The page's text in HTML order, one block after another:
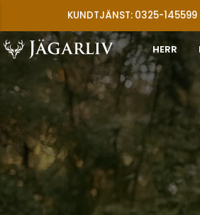
KUNDTJÄNST: 0325-145599
HERR